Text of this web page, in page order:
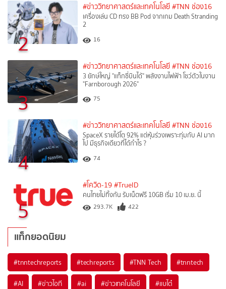
2
#ข่าววิทยาศาสตร์และเทคโนโลยี #TNN ช่อง16
เครื่องเล่น CD ทรง BB Pod จากเกม Death Stranding
2
16
3
#ข่าววิทยาศาสตร์และเทคโนโลยี #TNN ช่อง16
3 ยักษ์ใหญ่ "แท็กซี่บินได้" พลังงานไฟฟ้า โชว์ตัวในงาน
"Farnborough 2026"
75
4
#ข่าววิทยาศาสตร์และเทคโนโลยี #TNN ช่อง16
SpaceX รายได้โต 92% แต่หุ้นร่วงเพราะทุ่มกับ AI มาก
ไป มีธุรกิจเดียวที่ได้กำไร ?
74
5
#โควิด-19 #TrueID
คนไทยไม่ทิ้งกัน รับเน็ตฟรี 10GB เริ่ม 10 เม.ย. นี้
293.7K 422
แท็กยอดนิยม
#tnntechreports #techreports #TNN Tech #tnntech
#AI #ข่าวไอที #ai #ข่าวเทคโนโลยี #แบไต๋